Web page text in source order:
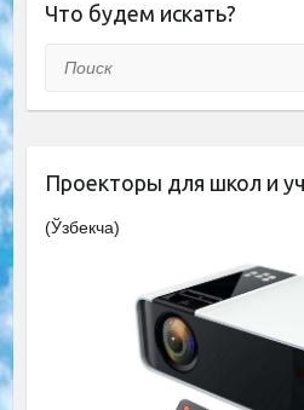
Что будем искать?
Поиск
Проекторы для школ и
(Ўзбекча)